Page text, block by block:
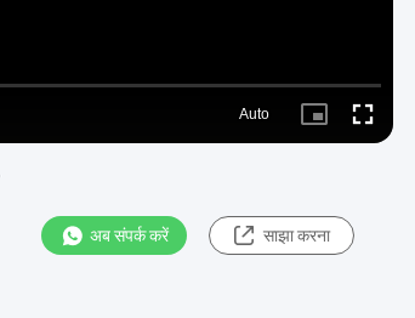
Auto
Picture- Fullscreen
अब संपर्क करें साझा करना